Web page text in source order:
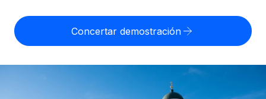
cumpliendo la normativa.
Integra y gestiona a autónomos globalmente.
Comparador de Remote
Compáranos con otras empresas.
cualquier país.
Descubre opciones de divisas y tiempos de pago para
English
Nederlands
Concertar demostración